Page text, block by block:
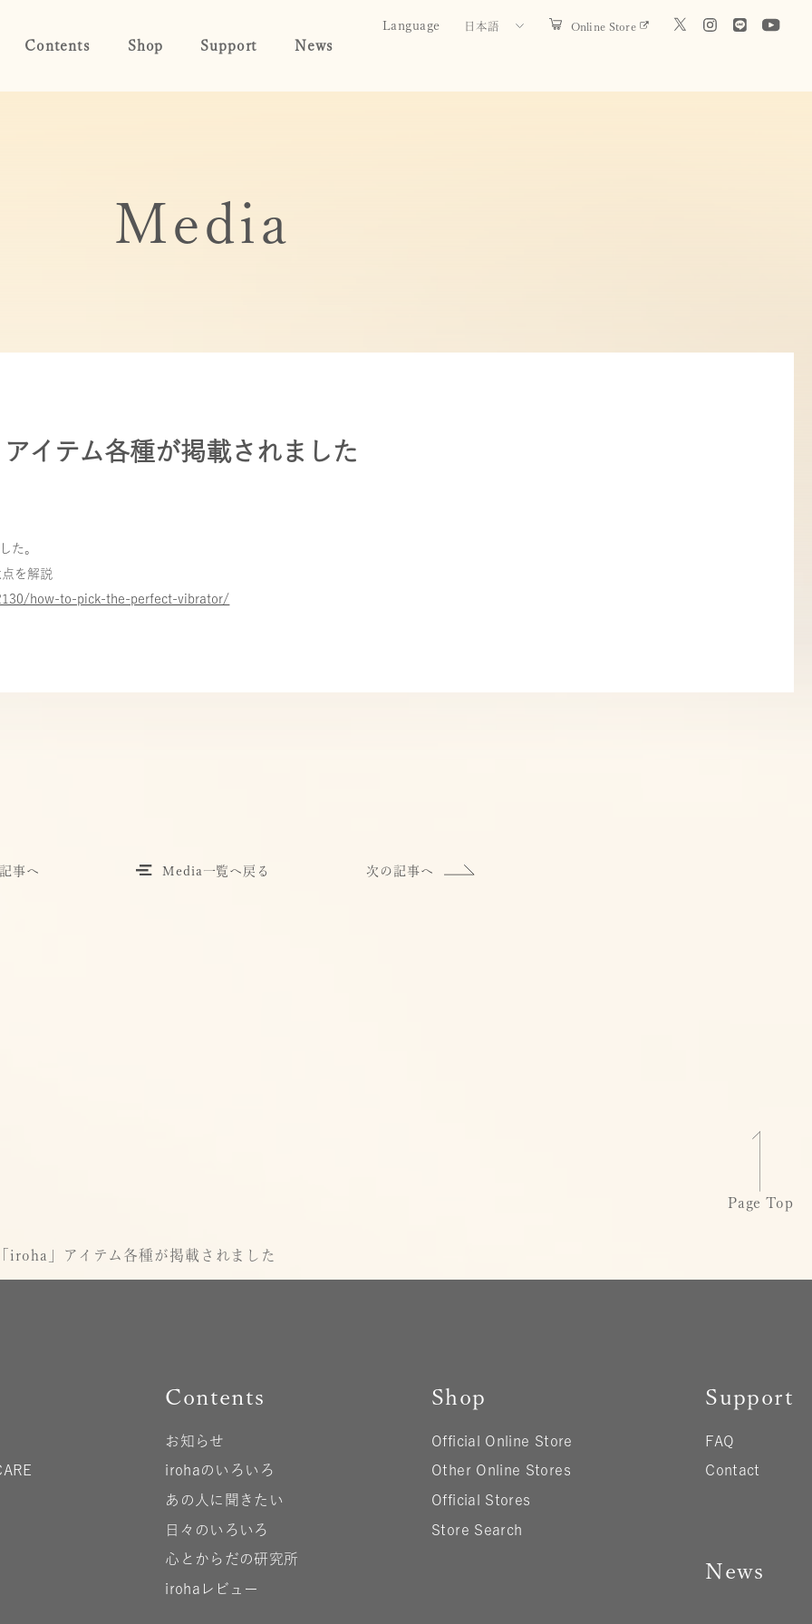
Language 日本語
Contents Shop Support News
Online Store
Media
イテム各種が掲載されました
た。
を解説
how-to-pick-the-perfect-vibrator/
事へ Media一覧へ戻る 次の記事へ
Page Top
iroha」アイテム各種が掲載されました
Contents
お知らせ
irohaのいろいろ
あの人に聞きたい
日々のいろいろ
心とからだの研究所
irohaレビュー
Shop
Official Online Store
Other Online Stores
Official Stores
Store Search
Support
FAQ
Contact
News